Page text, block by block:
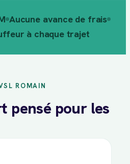
Aucune avance de frais
à chaque trajet
ROMAIN
pensé pour les